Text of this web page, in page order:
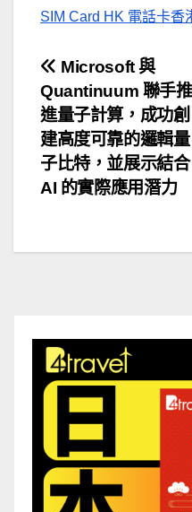
SIM Card HK 電話卡香
文
章
導
覽
Microsoft 與
Quantinuum 聯手推
進量子計算，成功創
建高度可靠的邏輯量
子比特，並展示結合
AI 的實際應用潛力